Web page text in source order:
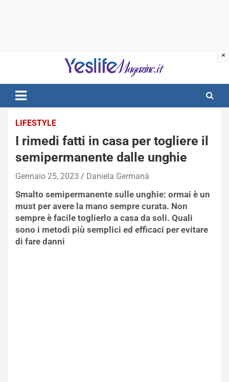
notizie di intrattenimento
LIFESTYLE
I rimedi fatti in casa per togliere il
semipermanente dalle unghie
Gennaio 25, 2023 Daniela Germanà
Smalto semipermanente sulle unghie: ormai è un
must per avere la mano sempre curata. Non
sempre è facile toglierlo a casa da soli. Quali
sono i metodi più semplici ed efficaci per evitare
di fare danni